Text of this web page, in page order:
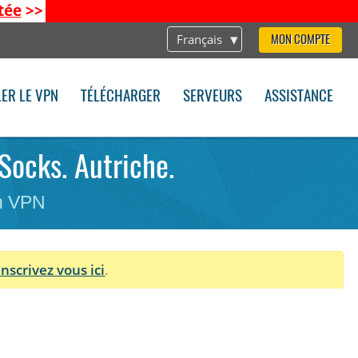
>>
Français MON COMPTE
LE VPN TÉLÉCHARGER SERVEURS ASSISTANCE
Autriche.
VPN
vous ici.